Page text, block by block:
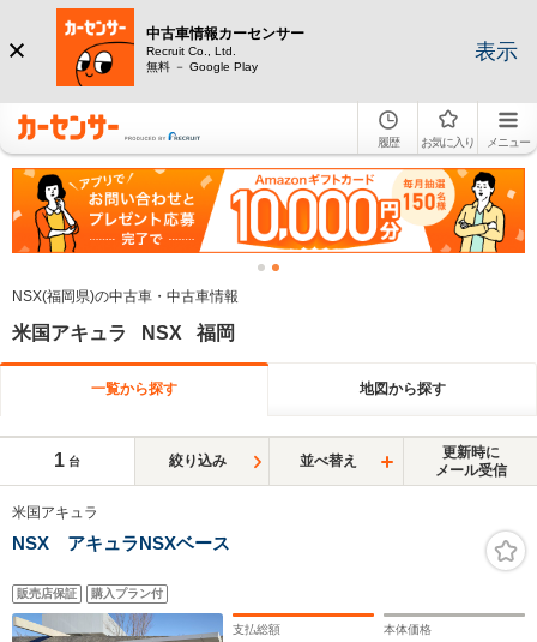
中古車情報カーセンサー
Recruit Co., Ltd.
無料 － Google Play
表示
履歴 お気に入り メニュー
NSX(福岡県)の中古車・中古車情報
米国アキュラ NSX 福岡
一覧から探す 地図から探す
1 台 絞り込み 並べ替え
更新時に
メール受信
米国アキュラ
NSX アキュラNSXベース
販売店保証 購入プラン付
支払総額 本体価格